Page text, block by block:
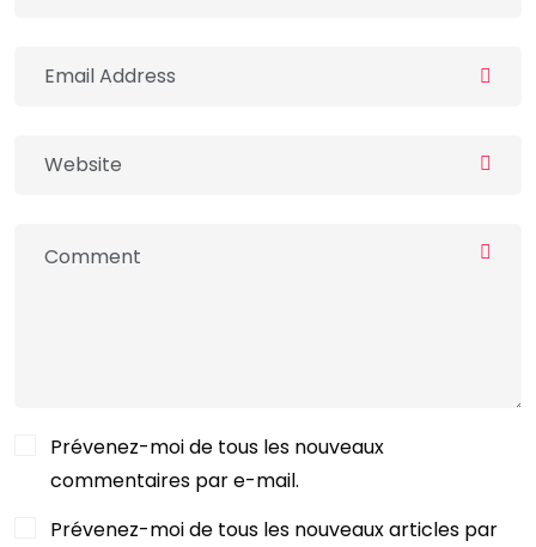
Prévenez-moi de tous les nouveaux
commentaires par e-mail.
Prévenez-moi de tous les nouveaux articles par